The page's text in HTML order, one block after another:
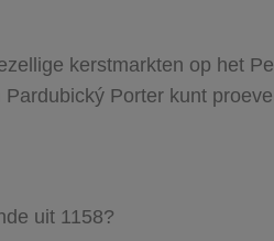
kerstmarkten op het
Porter kunt
uit 1158?